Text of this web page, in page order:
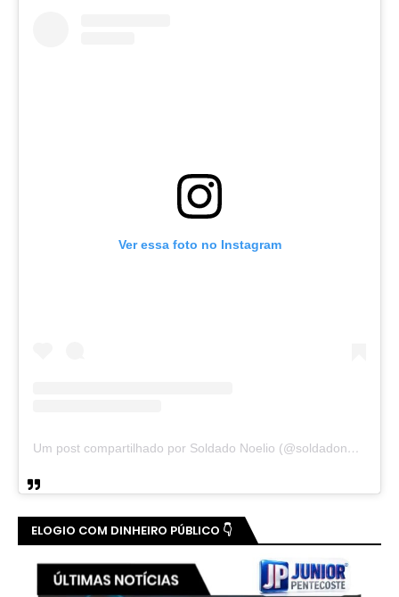
Ver essa foto no Instagram
Um post compartilhado por Soldado Noelio (@soldadonoelio)
ELOGIO COM DINHEIRO PÚBLICO 👇